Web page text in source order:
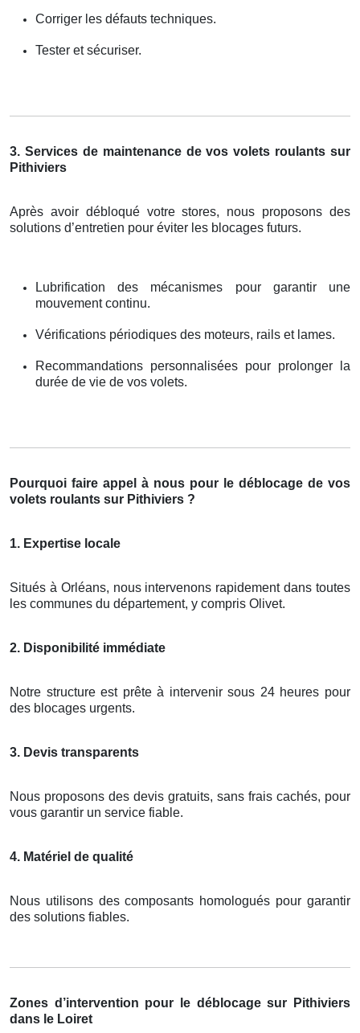
Corriger les défauts techniques.
Tester et sécuriser.
3. Services de maintenance de vos volets roulants sur
Pithiviers
Après avoir débloqué votre stores, nous proposons des
solutions d’entretien pour éviter les blocages futurs.
Lubrification des mécanismes pour garantir une
mouvement continu.
Vérifications périodiques des moteurs, rails et lames.
Recommandations personnalisées pour prolonger la
durée de vie de vos volets.
Pourquoi faire appel à nous pour le déblocage de vos
volets roulants sur Pithiviers ?
1. Expertise locale
Situés à Orléans, nous intervenons rapidement dans toutes
les communes du département, y compris Olivet.
2. Disponibilité immédiate
Notre structure est prête à intervenir sous 24 heures pour
des blocages urgents.
3. Devis transparents
Nous proposons des devis gratuits, sans frais cachés, pour
vous garantir un service fiable.
4. Matériel de qualité
Nous utilisons des composants homologués pour garantir
des solutions fiables.
Zones d’intervention pour le déblocage sur Pithiviers
dans le Loiret